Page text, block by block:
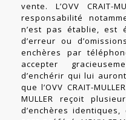
vente. L’OVV CRAIT-
responsabilité
n’est pas établie, est
d’erreur ou
enchères par
accepter
d’enchérir qui lui
que l’OVV CRAIT-
MULLER reçoit
d’enchères